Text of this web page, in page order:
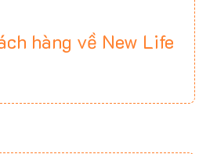
hàng về New Life